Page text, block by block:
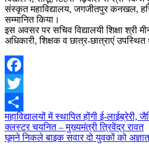
संस्कृत महाविद्यालय, जगजीतपुर कनखल,
सम्मानित किया।
इस अवसर पर सचिव विद्यालयी शिक्षा श्री
अधिकारी, शिक्षक व छात्र-छात्राएं उपस्थित
Facebook
Twitter
Share
Post
navigation
महाविद्यालयों में स्थापित होंगी ई-
क्लस्टर चयनित – मुख्यमंत्री त्रिवेंद्र रावत
घूमने निकले बाइक सवार दो युवकों को